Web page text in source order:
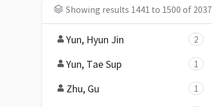
Showing results 1441 to 1500 of 2037
Yun, Hyun Jin 2
Yun, Tae Sup 1
Zhu, Gu 1